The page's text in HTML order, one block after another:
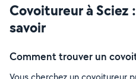
Covoitureur à Sciez
savoir
Comment trouver un